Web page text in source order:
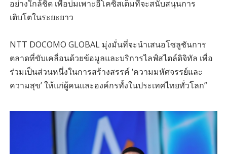
อย่างใกล้ชิด เพื่อบ่มเพาะอีโคซิสเต็มที่จะสนับสนุนการ
เติบโตในระยะยาว
NTT DOCOMO GLOBAL มุ่งมั่นที่จะนำเสนอโซลูชันการ
ตลาดที่ขับเคลื่อนด้วยข้อมูลและบริการไลฟ์สไตล์ดิจิทัล เพื่อ
ร่วมเป็นส่วนหนึ่งในการสร้างสรรค์ ‘ความมหัศจรรย์และ
ความสุข’ ให้แก่ผู้คนและองค์กรทั้งในประเทศไทยทั่วโลก”